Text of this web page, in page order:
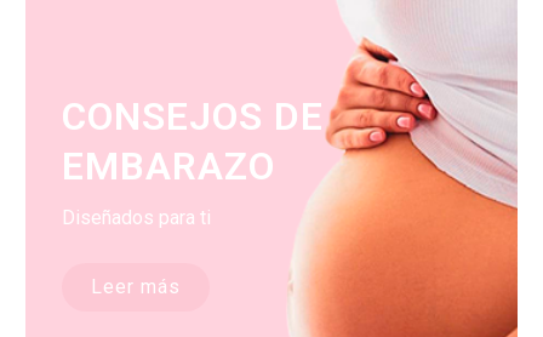
CONSEJOS DE
EMBARAZO
Diseñados para ti
Leer más